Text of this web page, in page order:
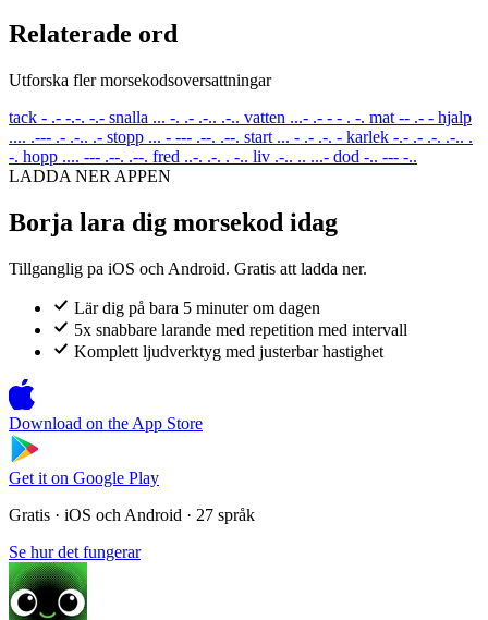
Relaterade ord
Utforska fler morsekodsoversattningar
tack - .- -.-. -.- snalla ... -. .- .-.. .-.. vatten ...- .- - - . -. mat -- .- - hjalp
.... .--- .- .-.. .- stopp ... - --- .--. .--. start ... - .- .-. - karlek -.- .- .-. .-.. .
-. hopp .... --- .--. .--. fred ..-. .-. . -.. liv .-.. .. ...- dod -.. --- -..
LADDA NER APPEN
Borja lara dig morsekod idag
Tillganglig pa iOS och Android. Gratis att ladda ner.
Lär dig på bara 5 minuter om dagen
5x snabbare larande med repetition med intervall
Komplett ljudverktyg med justerbar hastighet
Download on the App Store
Get it on Google Play
Gratis · iOS och Android · 27 språk
Se hur det fungerar